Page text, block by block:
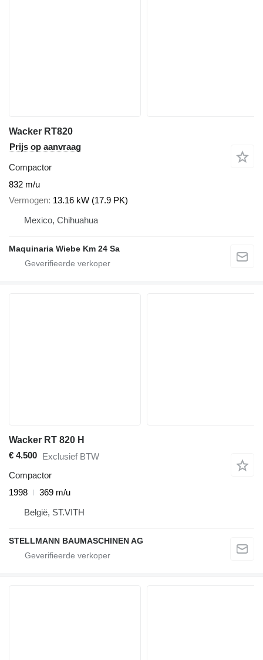
Wacker RT820
Prijs op aanvraag
Compactor
832 m/u
Vermogen 13.16 kW (17.9 PK)
Mexico, Chihuahua
Maquinaria Wiebe Km 24 Sa
Wacker RT 820 H
€ 4.500 Exclusief BTW
Compactor
1998
369 m/u
België, ST.VITH
STELLMANN BAUMASCHINEN AG